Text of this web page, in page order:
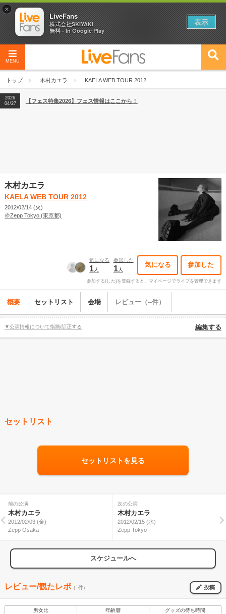
MENU
トップ 木村カエラ KAELA WEB TOUR 2012
2026
04/27
2026
【ライブ動員ランキング】2026年上半期編発表！
2026
04/27
【フェス特集2026】フェス情報はここから！
木村カエラ
KAELA WEB TOUR 2012
2012/02/14 (火)
＠Zepp Tokyo (東京都)
気になる
1人
参加した
1人
気になる 参加した
参加する(した)を登録すると、マイページでライブを管理できます
概要 セットリスト 会場 レビュー（--件）
▼公演情報について指摘/訂正する 編集する
セットリスト
セットリストを見る
前の公演
木村カエラ
2012/02/03 (金)
Zepp Osaka
次の公演
木村カエラ
2012/02/15 (水)
Zepp Tokyo
スケジュールへ
レビュー/観たレポ (--件) 投稿
男女比 年齢層 グッズの待ち時間
×
LiveFans
株式会社SKIYAKI
無料 - In Google Play
表示